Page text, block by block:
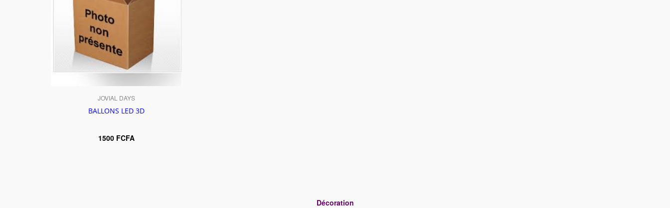
JOVIAL DAYS
BALLONS LED 3D
1500 FCFA
Décoration